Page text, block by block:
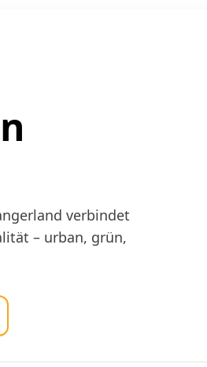
verbindet
– urban, grün,